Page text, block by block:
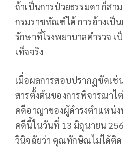
ถ้าเป็นการป่วยธรรมดา ก็สา
กรมราชทัณฑ์ได้ การอ้างเป็
รักษาที่โรงพยาบาลตำรวจ
เท็จจริง
เมื่อผลการสอบปรากฏชัดเช่
สารตั้งต้นของการพิจารณา
คดีอาญาของผู้ดำรงตำแหน่ง
คดีนี้ในวันที่ 13 มิถุนายน
วินิจฉัยว่า คุณทักษิณไม่ได้ติด